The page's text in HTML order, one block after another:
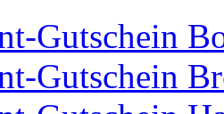
Gutschein
Gutschein